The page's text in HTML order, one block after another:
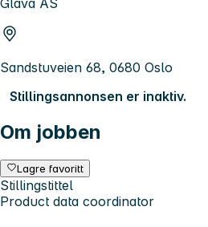
Sandstuveien 68, 0680 Oslo
Stillingsannonsen er inaktiv.
Om jobben
Lagre favoritt
Stillingstittel
Product data coordinator